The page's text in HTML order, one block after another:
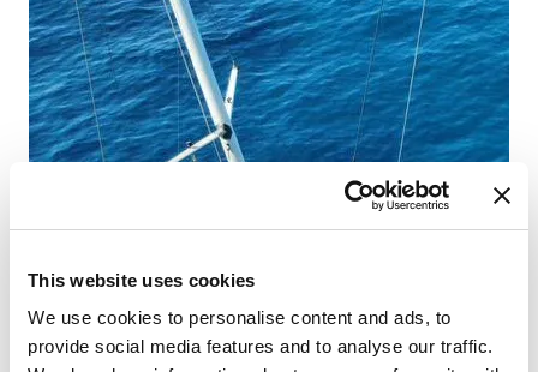
This website uses cookies
We use cookies to personalise content and ads, to
provide social media features and to analyse our traffic.